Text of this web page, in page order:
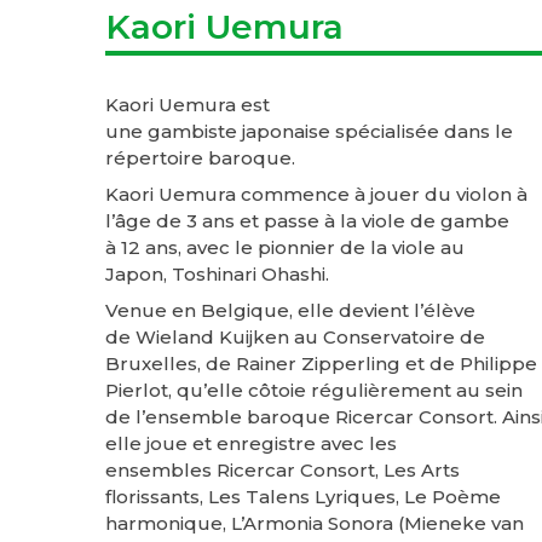
Kaori Uemura
Kaori Uemura est
une gambiste japonaise spécialisée dans le
répertoire baroque.
Kaori Uemura commence à jouer du violon à
l’âge de 3 ans et passe à la viole de gambe
à 12 ans, avec le pionnier de la viole au
Japon, Toshinari Ohashi.
Venue en Belgique, elle devient l’élève
de Wieland Kuijken au Conservatoire de
Bruxelles, de Rainer Zipperling et de Philippe
Pierlot, qu’elle côtoie régulièrement au sein
de l’ensemble baroque Ricercar Consort.
elle joue et enregistre avec les
ensembles Ricercar Consort, Les Arts
florissants, Les Talens Lyriques, Le Poème
harmonique, L’Armonia Sonora (Mieneke van